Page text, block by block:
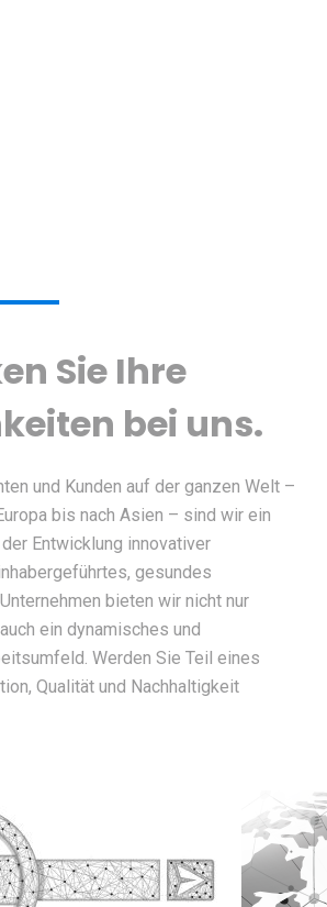
Sie Ihre
bei uns.
und Kunden auf der ganzen Welt –
bis nach Asien – sind wir ein
Entwicklung innovativer
gesundes
bieten wir nicht nur
ein dynamisches und
Werden Sie Teil eines
Qualität und Nachhaltigkeit